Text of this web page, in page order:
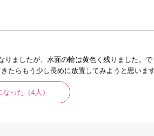
ましたが、水面の輪は黄色く残りました。
たらもう少し長めに放置してみようと思います
なった（4人）